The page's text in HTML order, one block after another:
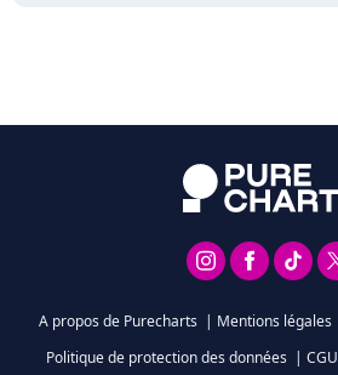
A propos de Purecharts | Mentions légales
Politique de protection des données | CGU